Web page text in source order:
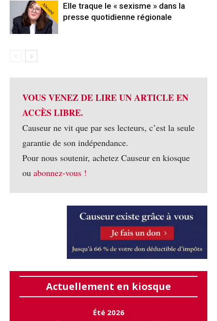
Abonné
Elle traque le « sexisme » dans la
presse quotidienne régionale
VOUS VENEZ DE LIRE UN ARTICLE EN
ACCÈS LIBRE.
Causeur ne vit que par ses lecteurs, c’est la seule
garantie de son indépendance.
Pour nous soutenir, achetez Causeur en kiosque
ou abonnez-vous !
Actuellement en kiosque
Été 2026